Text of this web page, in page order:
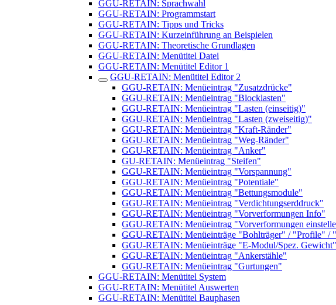
GGU-RETAIN: Sprachwahl
GGU-RETAIN: Programmstart
GGU-RETAIN: Tipps und Tricks
GGU-RETAIN: Kurzeinführung an Beispielen
GGU-RETAIN: Theoretische Grundlagen
GGU-RETAIN: Menütitel Datei
GGU-RETAIN: Menütitel Editor 1
GGU-RETAIN: Menütitel Editor 2
GGU-RETAIN: Menüeintrag "Zusatzdrücke"
GGU-RETAIN: Menüeintrag "Blocklasten"
GGU-RETAIN: Menüeintrag "Lasten (einseitig)"
GGU-RETAIN: Menüeintrag "Lasten (zweiseitig)"
GGU-RETAIN: Menüeintrag "Kraft-Ränder"
GGU-RETAIN: Menüeintrag "Weg-Ränder"
GGU-RETAIN: Menüeintrag "Anker"
GU-RETAIN: Menüeintrag "Steifen"
GGU-RETAIN: Menüeintrag "Vorspannung"
GGU-RETAIN: Menüeintrag "Potentiale"
GGU-RETAIN: Menüeintrag "Bettungsmodule"
GGU-RETAIN: Menüeintrag "Verdichtungserddruck"
GGU-RETAIN: Menüeintrag "Vorverformungen Info"
GGU-RETAIN: Menüeintrag "Vorverformungen
GGU-RETAIN: Menüeinträge "Bohlträger" / "Profile" /
GGU-RETAIN: Menüeinträge "E-Modul/Spez.
GGU-RETAIN: Menüeintrag "Ankerstähle"
GGU-RETAIN: Menüeintrag "Gurtungen"
GGU-RETAIN: Menütitel System
GGU-RETAIN: Menütitel Auswerten
GGU-RETAIN: Menütitel Bauphasen